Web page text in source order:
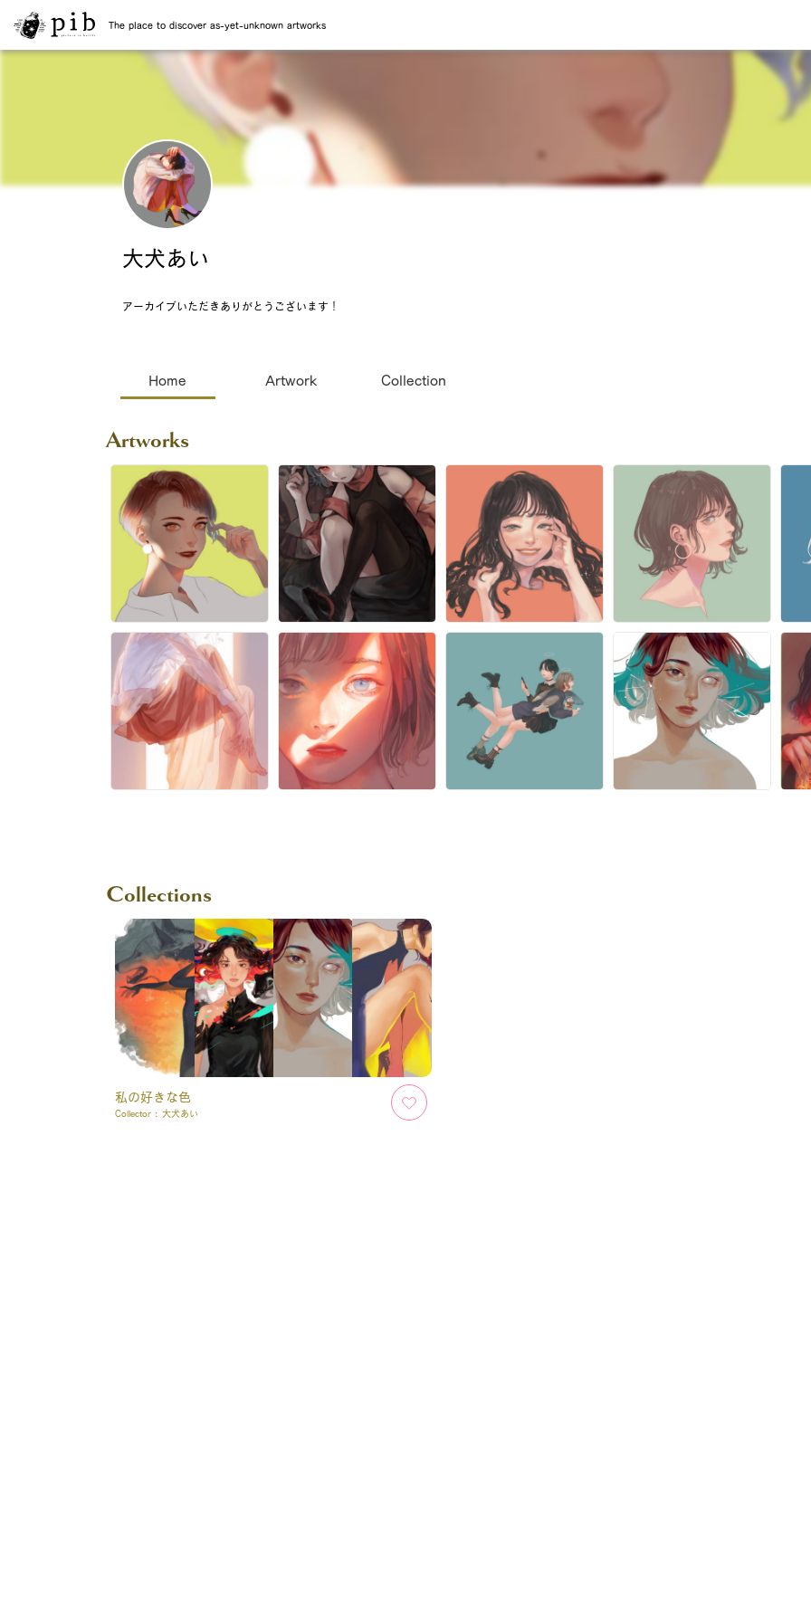
The place to discover as-yet-unknown artworks
大犬あい
アーカイブいただきありがとうございます！
Home Artwork Collection
Artworks
Collections
私の好きな色
Collector :大犬あい